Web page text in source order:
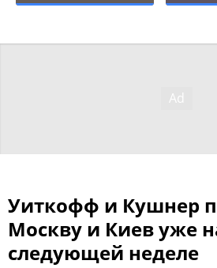
Уиткофф и Кушнер
Москву и Киев уже
следующей неделе